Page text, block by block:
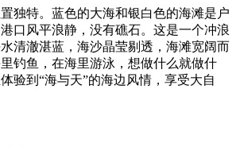
独特。蓝色的大海和银白色的海滩是户
口风平浪静，没有礁石。这是一个冲浪
清澈湛蓝，海沙晶莹剔透，海滩宽阔而
钓鱼，在海里游泳，想做什么就做什
验到“海与天”的海边风情，享受大自